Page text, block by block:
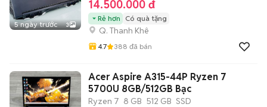
5 ngày trước 3
14.500.000 đ
Rẻ hơn Có quà tặng
Q. Thanh Khê
4.7 388 đã bán
Acer Aspire A315-44P Ryzen 7
5700U 8GB/512GB Bạc
Ryzen 7 8 GB 512 GB SSD